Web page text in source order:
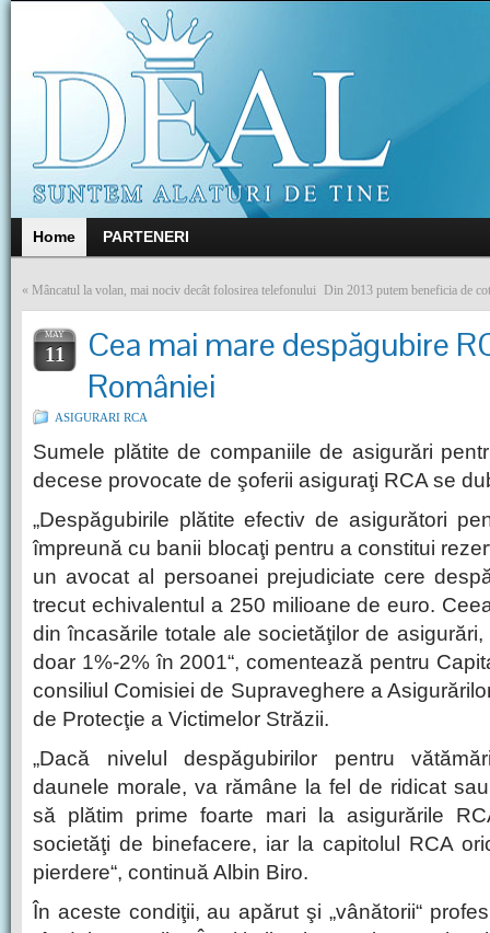
Home PARTENERI
« Mâncatul la volan, mai nociv decât folosirea telefonului Din 2013 putem beneficia de
MAY
11
Cea mai mare despăgubire
României
ASIGURARI RCA
Sumele plătite de companiile de asigurări
decese provocate de şoferii asiguraţi RCA se
„Despăgubirile plătite efectiv de asigurători
împreună cu banii blocaţi pentru a constitui
un avocat al persoanei prejudiciate cere
trecut echivalentul a 250 milioane de euro.
din încasările totale ale societăţilor de
doar 1%-2% în 2001“, comentează pentru
consiliul Comisiei de Supraveghere a
de Protecţie a Victimelor Străzii.
„Dacă nivelul despăgubirilor pentru
daunele morale, va rămâne la fel de ridicat
să plătim prime foarte mari la asigurările
societăţi de binefacere, iar la capitolul RCA
pierdere“, continuă Albin Biro.
În aceste condiţii, au apărut şi „vânătorii“